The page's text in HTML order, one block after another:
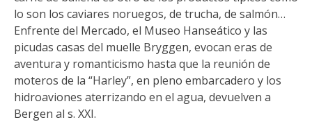
lo son los caviares noruegos, de trucha, de salmón…
Enfrente del Mercado, el Museo Hanseático y las
picudas casas del muelle Bryggen, evocan eras de
aventura y romanticismo hasta que la reunión de
moteros de la “Harley”, en pleno embarcadero y los
hidroaviones aterrizando en el agua, devuelven a
Bergen al s. XXI.